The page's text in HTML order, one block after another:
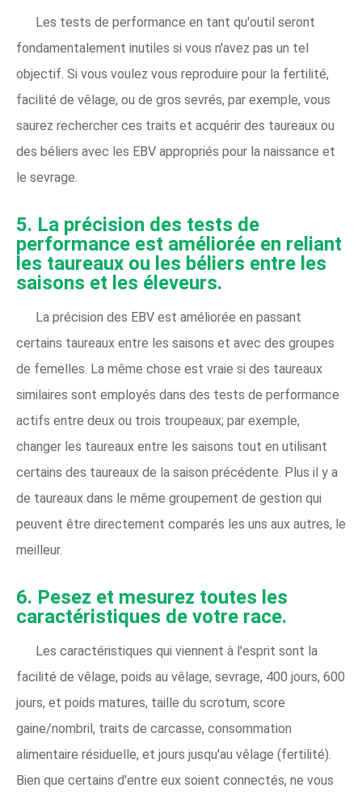
Les tests de performance en tant qu'outil seront
fondamentalement inutiles si vous n'avez pas un tel
objectif. Si vous voulez vous reproduire pour la fertilité,
facilité de vêlage, ou de gros sevrés, par exemple, vous
saurez rechercher ces traits et acquérir des taureaux ou
des béliers avec les EBV appropriés pour la naissance et
le sevrage.
5. La précision des tests de
performance est améliorée en reliant
les taureaux ou les béliers entre les
saisons et les éleveurs.
La précision des EBV est améliorée en passant
certains taureaux entre les saisons et avec des groupes
de femelles. La même chose est vraie si des taureaux
similaires sont employés dans des tests de performance
actifs entre deux ou trois troupeaux; par exemple,
changer les taureaux entre les saisons tout en utilisant
certains des taureaux de la saison précédente. Plus il y a
de taureaux dans le même groupement de gestion qui
peuvent être directement comparés les uns aux autres, le
meilleur.
6. Pesez et mesurez toutes les
caractéristiques de votre race.
Les caractéristiques qui viennent à l'esprit sont la
facilité de vêlage, poids au vêlage, sevrage, 400 jours, 600
jours, et poids matures, taille du scrotum, score
gaine/nombril, traits de carcasse, consommation
alimentaire résiduelle, et jours jusqu'au vêlage (fertilité).
Bien que certains d'entre eux soient connectés, ne vous